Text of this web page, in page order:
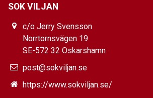
SOK VILJAN
c/o Jerry Svensson
Norrtornsvägen 19
SE-572 32 Oskarshamn
post@sokviljan.se
https://www.sokviljan.se/